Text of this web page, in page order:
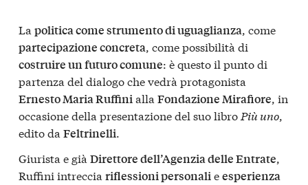
La politica come strumento di uguaglianza, come
partecipazione concreta, come possibilità di
costruire un futuro comune: è questo il punto di
partenza del dialogo che vedrà protagonista
Ernesto Maria Ruffinialla Fondazione Mirafiore, in
occasione della presentazione del suo libro Più uno,
edito da Feltrinelli.
Giurista e già Direttore dell’Agenzia delle Entrate,
Ruffini intreccia riflessioni personalieesperienza